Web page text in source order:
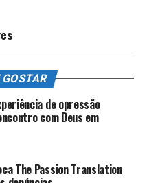
GOSTAR
de opressão
com Deus em
The Passion Translation